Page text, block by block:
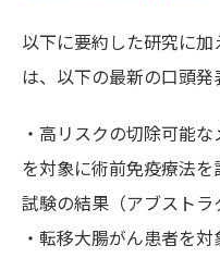
以下に要約した研究に
は、以下の最新の口頭発
・高リスクの切除可能
を対象に術前免疫療法を
試験の結果（アブストラ
・転移大腸がん患者を